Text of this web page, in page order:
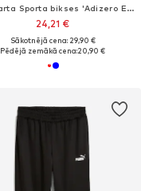
Standarta Sporta bikses 'Adizero Essentials'
24,21 €
Sākotnējā cena: 29,90 €
Pēdējā zemākā cena:20,90 €